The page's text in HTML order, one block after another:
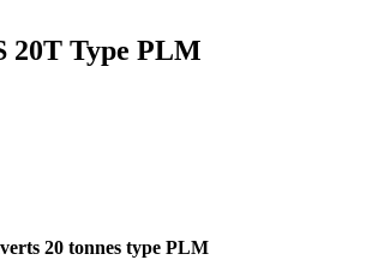
20T Type PLM
20 tonnes type PLM